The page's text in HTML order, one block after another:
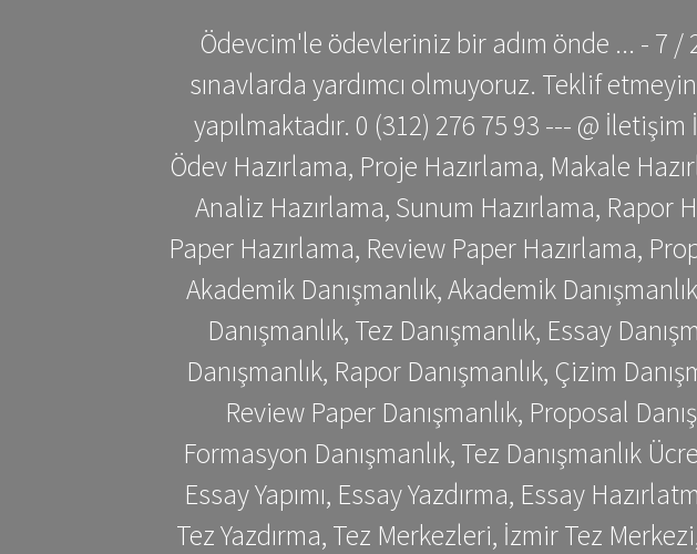
Ödevcim'le ödevleriniz bir adım önde ... - 7
sınavlarda yardımcı olmuyoruz. Teklif
yapılmaktadır. 0 (312) 276 75 93 --- @
Ödev Hazırlama, Proje Hazırlama, Makale
Analiz Hazırlama, Sunum Hazırlama, Rapor
Paper Hazırlama, Review Paper Hazırlama,
Akademik Danışmanlık, Akademik
Danışmanlık, Tez Danışmanlık, Essay
Danışmanlık, Rapor Danışmanlık, Çizim
Review Paper Danışmanlık, Proposal
Formasyon Danışmanlık, Tez Danışmanlık
Essay Yapımı, Essay Yazdırma, Essay
Tez Yazdırma, Tez Merkezleri, İzmir Tez